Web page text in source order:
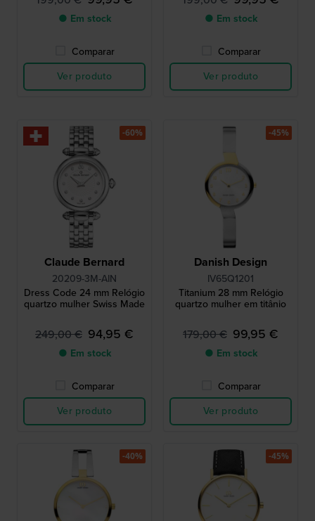
● Em stock
Comparar
Ver produto
● Em stock
Comparar
Ver produto
Claude Bernard
20209-3M-AIN
Dress Code 24 mm Relógio
quartzo mulher Swiss Made
249,00 € 94,95 €
● Em stock
Comparar
Ver produto
-60%
Danish Design
IV65Q1201
Titanium 28 mm Relógio
quartzo mulher em titânio
179,00 € 99,95 €
● Em stock
Comparar
Ver produto
-45%
-40% -45%